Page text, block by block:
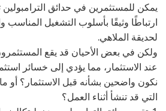
يمكن للمستثمرين في حدائق الترامبولين
ارتباطًا وثيقًا بأسلوب التشغيل المناسب
لحديقة الملاهي.
ولكن في بعض الأحيان قد يقع
عند الاستثمار، مما يؤدي إلى خسائر
نكون واضحين بشأنه قبل الاستثمار؟ أو
التي قد تنشأ أثناء العمل؟